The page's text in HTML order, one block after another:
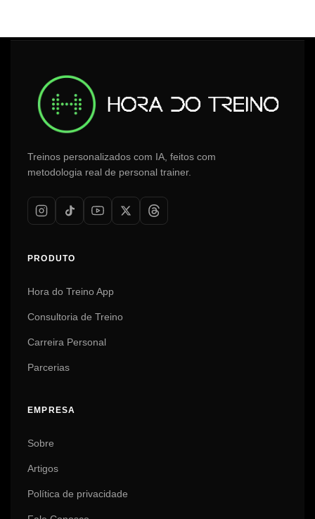
Treinos personalizados com IA, feitos com
metodologia real de personal trainer.
PRODUTO
Hora do Treino App
Consultoria de Treino
Carreira Personal
Parcerias
EMPRESA
Sobre
Artigos
Política de privacidade